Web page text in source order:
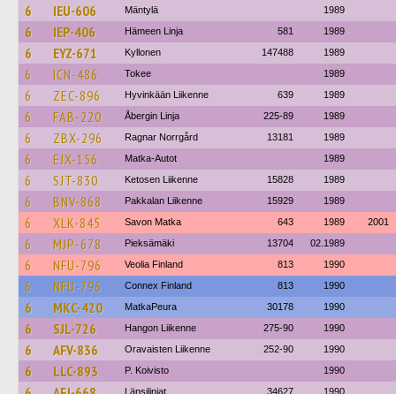
6 IEU-606 Mäntylä 1989
6 IEP-406 Hämeen Linja 581 1989
6 EYZ-671 Kyllonen 147488 1989
6 ICN-486 Tokee 1989
6 ZEC-896 Hyvinkään Liikenne 639 1989
6 FAB-220 Åbergin Linja 225-89 1989
6 ZBX-296 Ragnar Norrgård 13181 1989
6 EJX-156 Matka-Autot 1989
6 SJT-830 Ketosen Liikenne 15828 1989
6 BNV-868 Pakkalan Liikenne 15929 1989
6 XLK-845 Savon Matka 643 1989 2001
6 MJP-678 Pieksämäki 13704 02.1989
6 NFU-796 Veolia Finland 813 1990
6 NFU-796 Connex Finland 813 1990
6 MKC-420 MatkaPeura 30178 1990
6 SJL-726 Hangon Liikenne 275-90 1990
6 AFV-836 Oravaisten Liikenne 252-90 1990
6 LLC-893 P. Koivisto 1990
Länsilinjat 34627 1990